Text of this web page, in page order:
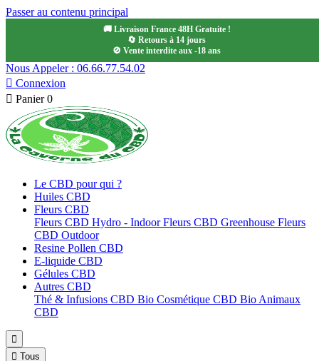
Passer au contenu principal
🚚 Livraison France 48H Gratuite !
🔄 Retours à 14 jours
🚫 Vente interdite aux -18 ans
Nous Appeler : 06.66.77.54.02
 Connexion
 Panier 0
Le CBD pour qui ?
Huiles CBD
Fleurs CBD
Fleurs CBD Hydro - IndoorFleurs CBD Greenhouse Fleurs
CBD Outdoor
Resine Pollen CBD
E-liquide CBD
Gélules CBD
Autres CBD
Thé & Infusions CBD Bio Cosmétique CBD Bio Animaux
CBD

 Tous